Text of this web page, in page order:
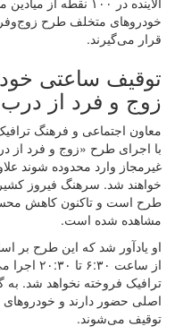
خودروهای متخلف طرح زوج‌وفرد
قرار می‌گیرند.
توقیف ساعتی
زوج و فرد از درب منزل (۴
معاون اجتماعی و فرهنگ ترافیک
با اجرای طرح «زوج و فرد از
غیرمجاز وارد محدوده شوند
خواهند شد. سرهنگ فیروز کشیر
طرح است و تاکنون کاهش
مشاهده شده است.
او یادآور شد که این طرح بر
از ساعت
ترافیک فروخته نخواهد شد. به
اصلی حضور دارند و خودروهای
توقیف می‌شوند.